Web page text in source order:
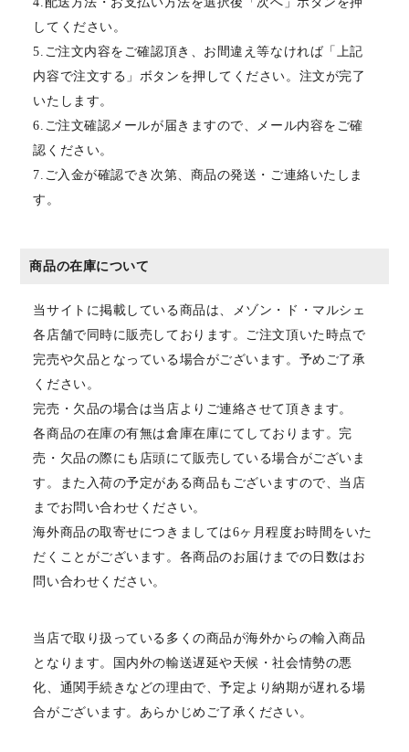
してください。
5.ご注文内容をご確認頂き、お間違え等なければ「上記
内容で注文する」ボタンを押してください。注文が完了
いたします。
6.ご注文確認メールが届きますので、メール内容をご確
認ください。
7.ご入金が確認でき次第、商品の発送・ご連絡いたしま
す。
商品の在庫について
当サイトに掲載している商品は、メゾン・ド・マルシェ
各店舗で同時に販売しております。ご注文頂いた時点で
完売や欠品となっている場合がございます。予めご了承
ください。
完売・欠品の場合は当店よりご連絡させて頂きます。
各商品の在庫の有無は倉庫在庫にてしております。完
売・欠品の際にも店頭にて販売している場合がございま
す。また入荷の予定がある商品もございますので、当店
までお問い合わせください。
海外商品の取寄せにつきましては6ヶ月程度お時間をいた
だくことがございます。各商品のお届けまでの日数はお
問い合わせください。
当店で取り扱っている多くの商品が海外からの輸入商品
となります。国内外の輸送遅延や天候・社会情勢の悪
化、通関手続きなどの理由で、予定より納期が遅れる場
合がございます。あらかじめご了承ください。